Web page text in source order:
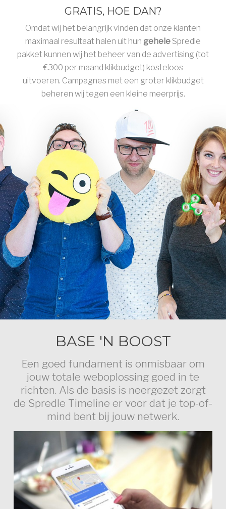
GRATIS, HOE DAN?
Omdat wij het belangrijk vinden dat onze klanten
maximaal resultaat halen uit hun gehele Spredle
pakket kunnen wij het beheer van de advertising (tot
€300 per maand klikbudget) kosteloos
uitvoeren. Campagnes met een groter klikbudget
beheren wij tegen een kleine meerprijs.
BASE 'N BOOST
Een goed fundament is onmisbaar om
jouw totale weboplossing goed in te
richten. Als de basis is neergezet zorgt
de Spredle Timeline er voor dat je top-of-
mind bent bij jouw netwerk.